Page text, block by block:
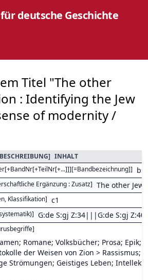
deutsche Geschichte
Titel "The other
: Identifying the Jew
of modernity /
] INHALT
]
Ergänzung : Zusatz] The other
Klassifikation] c1
] G:de S:gj Z:34|||G:de S:gj Z:40
]
Romane; Volksbücher; Prosa;
der Weisen von Zion > Rassismus;
Strömungen; Geistiges Leben;